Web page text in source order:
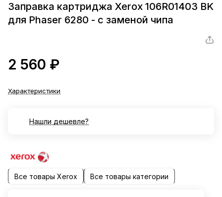
Заправка картриджа Xerox 106R01403 BK
для Phaser 6280 - с заменой чипа
2 560 ₽
Характеристики
Нашли дешевле?
Все товары Xerox Все товары категории